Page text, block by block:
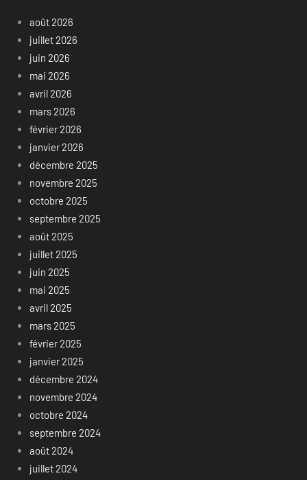
août 2026
juillet 2026
juin 2026
mai 2026
avril 2026
mars 2026
février 2026
janvier 2026
décembre 2025
novembre 2025
octobre 2025
septembre 2025
août 2025
juillet 2025
juin 2025
mai 2025
avril 2025
mars 2025
février 2025
janvier 2025
décembre 2024
novembre 2024
octobre 2024
septembre 2024
août 2024
juillet 2024